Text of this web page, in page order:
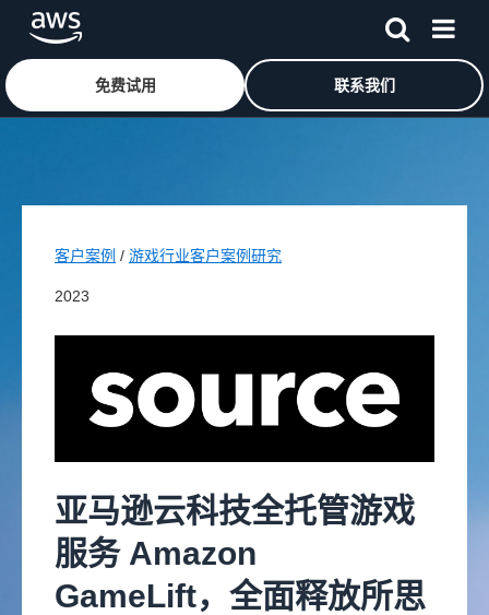
免费试用 联系我们
客户案例 / 游戏行业客户案例研究
2023
亚马逊云科技全托管游戏
服务 Amazon
GameLift，全面释放所思